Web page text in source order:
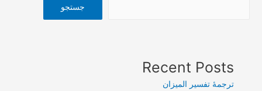
جستجو
Recent Posts
ترجمۀ تفسیر المیزان